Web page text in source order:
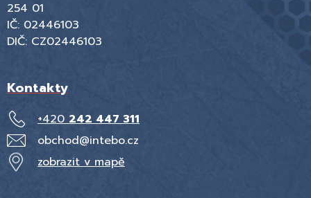
254 01
IČ: 02446103
DIČ: CZ02446103
Kontakty
+420242 447 311
obchod@intebo.cz
zobrazit v mapě